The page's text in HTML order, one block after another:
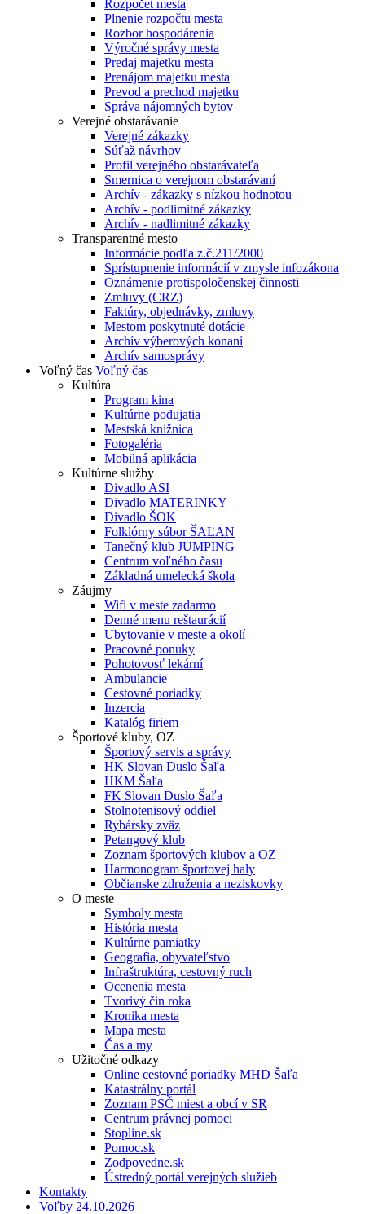
Rozpočet mesta
Plnenie rozpočtu mesta
Rozbor hospodárenia
Výročné správy mesta
Predaj majetku mesta
Prenájom majetku mesta
Prevod a prechod majetku
Správa nájomných bytov
Verejné obstarávanie
Verejné zákazky
Súťaž návrhov
Profil verejného obstarávateľa
Smernica o verejnom obstarávaní
Archív - zákazky s nízkou hodnotou
Archív - podlimitné zákazky
Archív - nadlimitné zákazky
Transparentné mesto
Informácie podľa z.č.211/2000
Sprístupnenie informácií v zmysle infozákona
Oznámenie protispoločenskej činnosti
Zmluvy (CRZ)
Faktúry, objednávky, zmluvy
Mestom poskytnuté dotácie
Archív výberových konaní
Archív samosprávy
Voľný čas Voľný čas
Kultúra
Program kina
Kultúrne podujatia
Mestská knižnica
Fotogaléria
Mobilná aplikácia
Kultúrne služby
Divadlo ASI
Divadlo MATERINKY
Divadlo ŠOK
Folklórny súbor ŠAĽAN
Tanečný klub JUMPING
Centrum voľného času
Základná umelecká škola
Záujmy
Wifi v meste zadarmo
Denné menu reštaurácií
Ubytovanie v meste a okolí
Pracovné ponuky
Pohotovosť lekární
Ambulancie
Cestovné poriadky
Inzercia
Katalóg firiem
Športové kluby, OZ
Športový servis a správy
HK Slovan Duslo Šaľa
HKM Šaľa
FK Slovan Duslo Šaľa
Stolnotenisový oddiel
Rybársky zväz
Petangový klub
Zoznam športových klubov a OZ
Harmonogram športovej haly
Občianske združenia a neziskovky
O meste
Symboly mesta
História mesta
Kultúrne pamiatky
Geografia, obyvateľstvo
Infraštruktúra, cestovný ruch
Ocenenia mesta
Tvorivý čin roka
Kronika mesta
Mapa mesta
Čas a my
Užitočné odkazy
Online cestovné poriadky MHD Šaľa
Katastrálny portál
Zoznam PSČ miest a obcí v SR
Centrum právnej pomoci
Stopline.sk
Pomoc.sk
Zodpovedne.sk
Ústredný portál verejných služieb
Kontakty
Voľby 24.10.2026